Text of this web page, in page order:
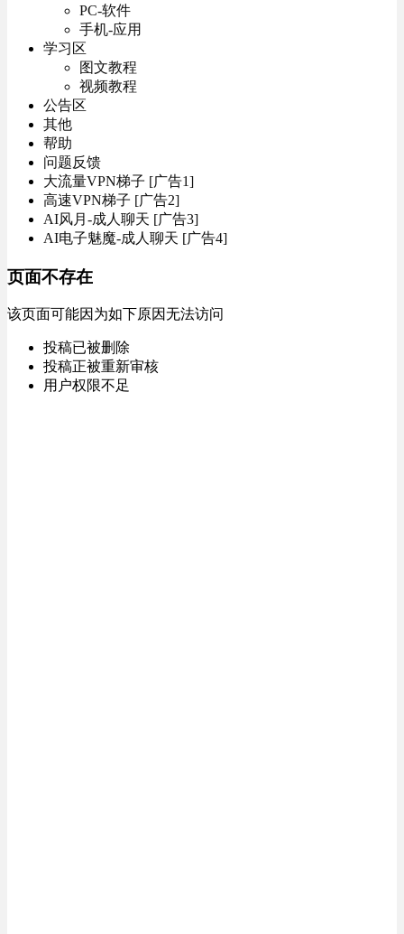
PC-软件
手机-应用
学习区
图文教程
视频教程
公告区
其他
帮助
问题反馈
大流量VPN梯子 [广告1]
高速VPN梯子 [广告2]
AI风月-成人聊天 [广告3]
AI电子魅魔-成人聊天 [广告4]
页面不存在
该页面可能因为如下原因无法访问
投稿已被删除
投稿正被重新审核
用户权限不足